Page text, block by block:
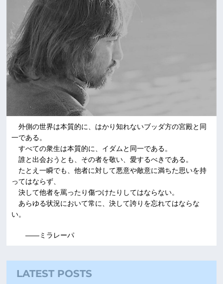
外側の世界は本質的に、はかり知れないブッダ方の宮殿と同
一である。
すべての衆生は本質的に、イダムと同一である。
誰と出会おうとも、その者を敬い、愛するべきである。
たとえ一瞬でも、他者に対して悪意や敵意に満ちた思いを持
ってはならず、
決して他者を罵ったり傷つけたりしてはならない。
あらゆる状況において常に、決して誇りを忘れてはならな
い。
――ミラレーパ
LATEST POSTS